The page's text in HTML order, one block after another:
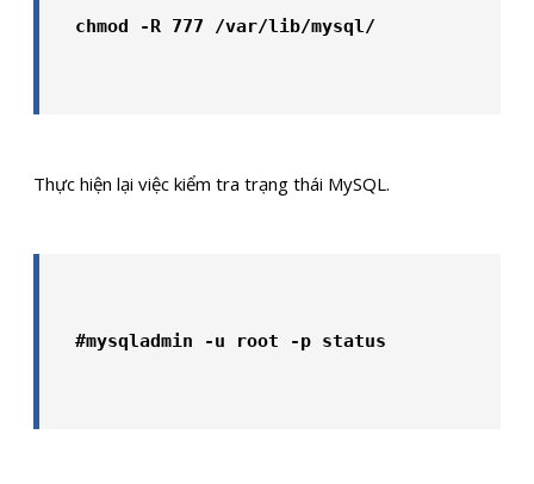
chmod -R 777 /var/lib/mysql/
Thực hiện lại việc kiểm tra trạng thái MySQL.
#mysqladmin -u root -p status